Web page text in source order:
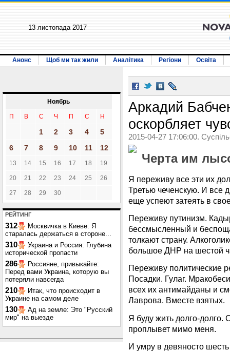
13 листопада 2017
Анонс Щоб ми так жили Аналітика Регіони Освіта
Ноябрь
П В С Ч П С Н
1 2 3 4
5
6
7 8 9 10 11 12
13 14 15 16 17 18 19
20 21 22 23 24 25 26
27 28 29 30
РЕЙТИНГ
312
Москвичка в Киеве: Я
старалась держаться в стороне...
310
Украина и Россия: Глубина
исторической пропасти
286
Россияне, привыкайте:
Перед вами Украина, которую вы
потеряли навсегда
210
Итак, что происходит в
Украине на самом деле
130
Ад на земле: Это "Русский
мир" на выезде
Аркадий
оскорбляет
2015-04-27 17:06:00.
Черта им
Я переживу все эти их
Третью чеченскую. И все
еще успеют затеять в
Переживу путинизм.
бессмысленный и
толкают страну.
большое ДНР на шестой
Переживу политические
Посадки. Гулаг.
всех их антимайданы и
Лаврова. Вместе взятых.
Я буду жить долго-долго.
проплывет мимо меня.
И умру в девяносто